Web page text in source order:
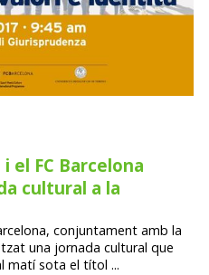
el FC Barcelona
cultural a la
conjuntament amb la
una jornada cultural que
matí sota el títol ...